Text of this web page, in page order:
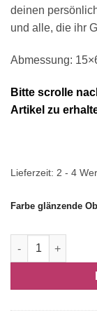
deinen
und alle, die ihr
Abmessung:
Bitte scrolle
Artikel zu
Lieferzeit: 2 - 4
Farbe glänzende
Aufkleber